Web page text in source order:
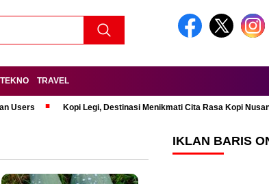
TEKNO TRAVEL
Users Kopi Legi, Destinasi Menikmati Cita Rasa Kopi
IKLAN BARIS